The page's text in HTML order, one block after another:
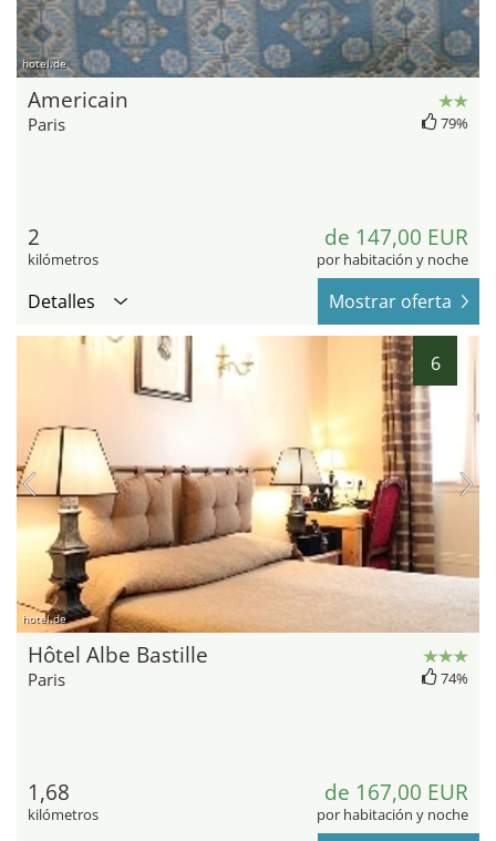
hotel.de
Americain
Paris 79%
2
kilómetros
de 147,00 EUR
por habitación y noche
Detalles Mostrar oferta
6
hotel.de
Hôtel Albe Bastille
Paris 74%
1,68
kilómetros
de 167,00 EUR
por habitación y noche